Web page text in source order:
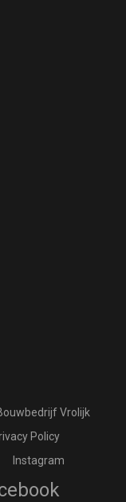
Vrolijk
Policy
Instagram